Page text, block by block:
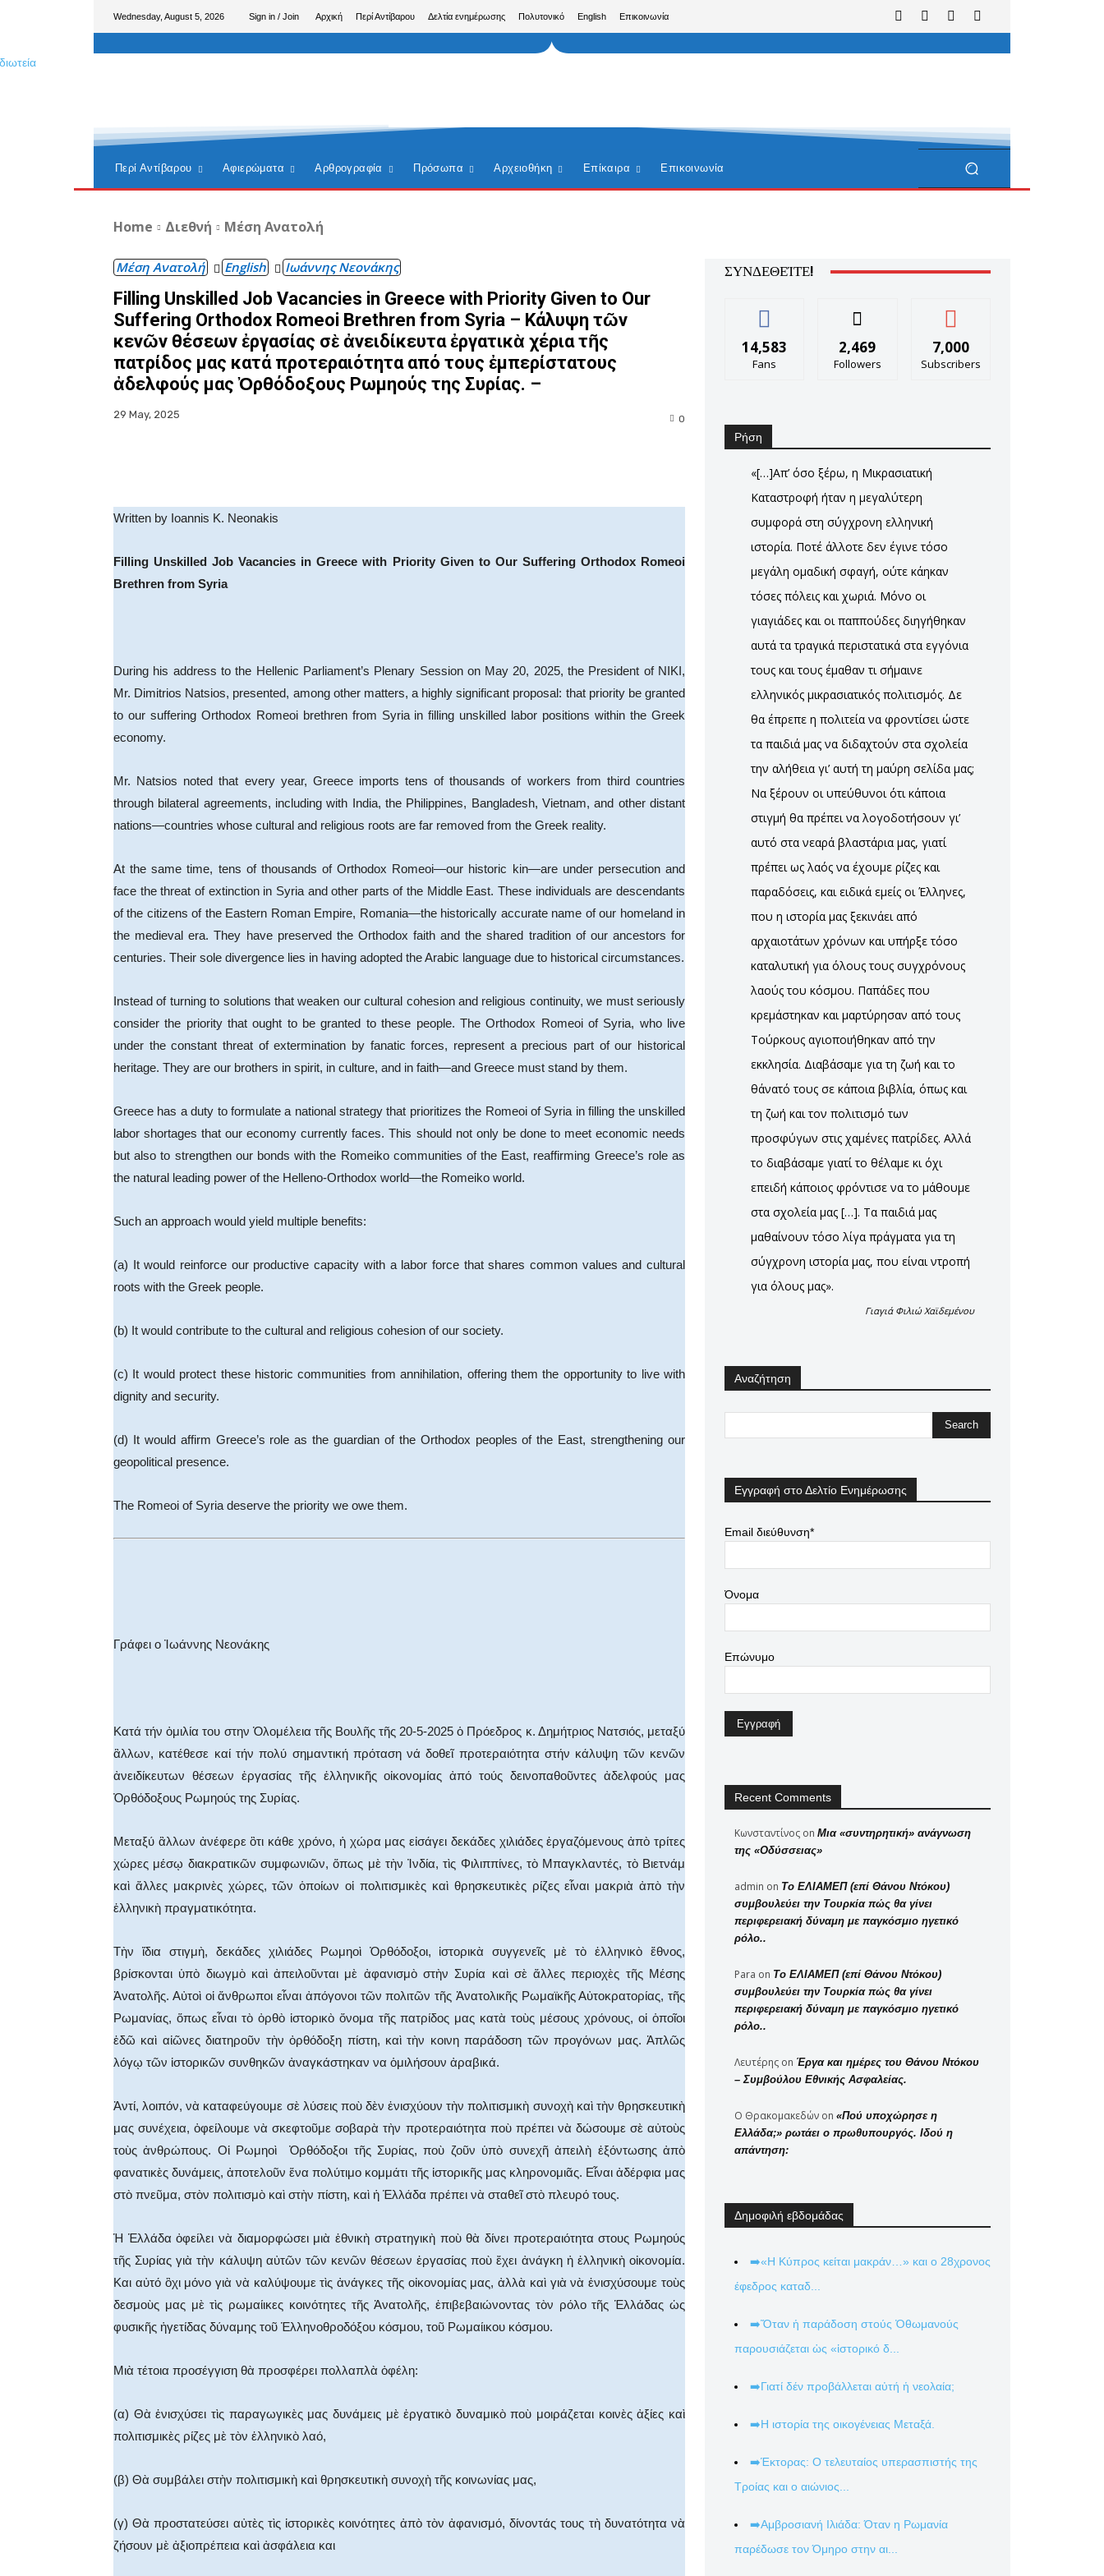
Wednesday, August 5, 2026 Sign in / Join Αρχική Περί Αντίβαρου Δελτία ενημέρωσης Πολυτονικό English Επικοινωνία
Περί Αντίβαρου Αφιερώματα Αρθρογραφία Πρόσωπα Αρχειοθήκη Επίκαιρα Επικοινωνία
Home Διεθνή Μέση Ανατολή
Μέση Ανατολή English Ιωάννης Νεονάκης
Filling Unskilled Job Vacancies in Greece with Priority Given to Our
Suffering Orthodox Romeoi Brethren from Syria – Κάλυψη τῶν
κενῶν θέσεων ἐργασίας σὲ ἀνειδίκευτα ἐργατικὰ χέρια τῆς
πατρίδος μας κατά προτεραιότητα από τους ἐμπερίστατους
ἀδελφούς μας Ὀρθόδοξους Ρωμηούς της Συρίας. –
29 May, 2025 0
Written by Ioannis K. Neonakis
Filling Unskilled Job Vacancies in Greece with Priority Given to Our Suffering Orthodox Romeoi
Brethren from Syria
During his address to the Hellenic Parliament’s Plenary Session on May 20, 2025, the President of NIKI,
Mr. Dimitrios Natsios, presented, among other matters, a highly significant proposal: that priority be granted
to our suffering Orthodox Romeoi brethren from Syria in filling unskilled labor positions within the Greek
economy.
Mr. Natsios noted that every year, Greece imports tens of thousands of workers from third countries
through bilateral agreements, including with India, the Philippines, Bangladesh, Vietnam, and other distant
nations—countries whose cultural and religious roots are far removed from the Greek reality.
At the same time, tens of thousands of Orthodox Romeoi—our historic kin—are under persecution and
face the threat of extinction in Syria and other parts of the Middle East. These individuals are descendants
of the citizens of the Eastern Roman Empire, Romania—the historically accurate name of our homeland in
the medieval era. They have preserved the Orthodox faith and the shared tradition of our ancestors for
centuries. Their sole divergence lies in having adopted the Arabic language due to historical circumstances.
Instead of turning to solutions that weaken our cultural cohesion and religious continuity, we must seriously
consider the priority that ought to be granted to these people. The Orthodox Romeoi of Syria, who live
under the constant threat of extermination by fanatic forces, represent a precious part of our historical
heritage. They are our brothers in spirit, in culture, and in faith—and Greece must stand by them.
Greece has a duty to formulate a national strategy that prioritizes the Romeoi of Syria in filling the unskilled
labor shortages that our economy currently faces. This should not only be done to meet economic needs
but also to strengthen our bonds with the Romeiko communities of the East, reaffirming Greece’s role as
the natural leading power of the Helleno-Orthodox world—the Romeiko world.
Such an approach would yield multiple benefits:
(a) It would reinforce our productive capacity with a labor force that shares common values and cultural
roots with the Greek people.
(b) It would contribute to the cultural and religious cohesion of our society.
(c) It would protect these historic communities from annihilation, offering them the opportunity to live with
dignity and security.
(d) It would affirm Greece’s role as the guardian of the Orthodox peoples of the East, strengthening our
geopolitical presence.
The Romeoi of Syria deserve the priority we owe them.
Γράφει ο Ἰωάννης Νεονάκης
Κατά τήν ὀμιλία του στην Ὁλομέλεια τῆς Βουλῆς τῆς 20-5-2025 ὁ Πρόεδρος κ. Δημήτριος Νατσιός, μεταξύ
ἂλλων, κατέθεσε καί τήν πολύ σημαντική πρόταση νά δοθεῖ προτεραιότητα στήν κάλυψη τῶν κενῶν
ἀνειδίκευτων θέσεων ἐργασίας τῆς ἑλληνικῆς οἰκονομίας ἀπό τούς δεινοπαθοῦντες ἀδελφούς μας
Ὀρθόδοξους Ρωμηούς της Συρίας.
Μεταξύ ἂλλων ἀνέφερε ὃτι κάθε χρόνο, ἡ χώρα μας εἰσάγει δεκάδες χιλιάδες ἐργαζόμενους ἀπὸ τρίτες
χώρες μέσῳ διακρατικῶν συμφωνιῶν, ὅπως μὲ τὴν Ἰνδία, τὶς Φιλιππίνες, τὸ Μπαγκλαντές, τὸ Βιετνάμ
καὶ ἄλλες μακρινὲς χώρες, τῶν ὁποίων οἱ πολιτισμικὲς καὶ θρησκευτικὲς ρίζες εἶναι μακριὰ ἀπὸ τὴν
ἑλληνικὴ πραγματικότητα.
Τὴν ἴδια στιγμὴ, δεκάδες χιλιάδες Ρωμηοὶ Ὀρθόδοξοι, ἱστορικὰ συγγενεῖς μὲ τὸ ἑλληνικὸ ἔθνος,
βρίσκονται ὑπὸ διωγμὸ καὶ ἀπειλοῦνται μὲ ἀφανισμὸ στὴν Συρία καὶ σὲ ἄλλες περιοχὲς τῆς Μέσης
Ἀνατολῆς. Αὐτοὶ οἱ ἄνθρωποι εἶναι ἀπόγονοι τῶν πολιτῶν τῆς Ἀνατολικῆς Ρωμαϊκῆς Αὐτοκρατορίας, τῆς
Ρωμανίας, ὅπως εἶναι τὸ ὀρθὸ ἱστορικὸ ὄνομα τῆς πατρίδος μας κατὰ τοὺς μέσους χρόνους, οἱ ὁποῖοι
ἐδῶ καὶ αἰῶνες διατηροῦν τὴν ὀρθόδοξη πίστη, καὶ τὴν κοινη παράδοση τῶν προγόνων μας. Ἁπλῶς
λόγῳ τῶν ἱστορικῶν συνθηκῶν ἀναγκάστηκαν να ὁμιλήσουν ἀραβικά.
Ἀντί, λοιπόν, νὰ καταφεύγουμε σὲ λύσεις ποὺ δὲν ἐνισχύουν τὴν πολιτισμικὴ συνοχὴ καὶ τὴν θρησκευτικὴ
μας συνέχεια, ὀφείλουμε νὰ σκεφτοῦμε σοβαρὰ τὴν προτεραιότητα ποὺ πρέπει νὰ δώσουμε σὲ αὐτοὺς
τοὺς ἀνθρώπους. Οἱ Ρωμηοὶ Ὀρθόδοξοι τῆς Συρίας, ποὺ ζοῦν ὑπὸ συνεχῆ ἀπειλὴ ἐξόντωσης ἀπὸ
φανατικὲς δυνάμεις, ἀποτελοῦν ἕνα πολύτιμο κομμάτι τῆς ἱστορικῆς μας κληρονομιᾶς. Εἶναι ἀδέρφια μας
στὸ πνεῦμα, στὸν πολιτισμὸ καὶ στὴν πίστη, καὶ ἡ Ἑλλάδα πρέπει νὰ σταθεῖ στὸ πλευρό τους.
Ἡ Ἑλλάδα ὀφείλει νὰ διαμορφώσει μιὰ ἐθνικὴ στρατηγικὴ ποὺ θὰ δίνει προτεραιότητα στους Ρωμηούς
τῆς Συρίας γιὰ τὴν κάλυψη αὐτῶν τῶν κενῶν θέσεων ἐργασίας ποὺ ἔχει ἀνάγκη ἡ ἑλληνικὴ οἰκονομία.
Και αὐτό ὂχι μόνo γιὰ νὰ καλύψουμε τὶς ἀνάγκες τῆς οἰκονομίας μας, ἀλλὰ καὶ γιὰ νὰ ἐνισχύσουμε τοὺς
δεσμοὺς μας μὲ τὶς ρωμαίικες κοινότητες τῆς Ἀνατολῆς, ἐπιβεβαιώνοντας τὸν ρόλο τῆς Ἑλλάδας ὡς
φυσικῆς ἡγετίδας δύναμης τοῦ Ἑλληνοθροδόξου κόσμου, τοῦ Ρωμαίικου κόσμου.
Μιὰ τέτοια προσέγγιση θὰ προσφέρει πολλαπλὰ ὀφέλη:
(α) Θὰ ἐνισχύσει τὶς παραγωγικὲς μας δυνάμεις μὲ ἐργατικὸ δυναμικὸ ποὺ μοιράζεται κοινὲς ἀξίες καὶ
πολιτισμικὲς ρίζες μὲ τὸν ἑλληνικὸ λαό,
(β) Θὰ συμβάλει στὴν πολιτισμικὴ καὶ θρησκευτικὴ συνοχὴ τῆς κοινωνίας μας,
(γ) Θὰ προστατεύσει αὐτὲς τὶς ἱστορικὲς κοινότητες ἀπὸ τὸν ἀφανισμό, δίνοντάς τους τὴ δυνατότητα νὰ
ζήσουν μὲ ἀξιοπρέπεια καὶ ἀσφάλεια και
ΣΥΝΔΕΘΕΊΤΕ!
14,583
Fans
2,469
Followers
7,000
Subscribers
Ρήση
«[…]Απ’ όσο ξέρω, η Μικρασιατική
Καταστροφή ήταν η μεγαλύτερη
συμφορά στη σύγχρονη ελληνική
ιστορία. Ποτέ άλλοτε δεν έγινε τόσο
μεγάλη ομαδική σφαγή, ούτε κάηκαν
τόσες πόλεις και χωριά. Μόνο οι
γιαγιάδες και οι παππούδες διηγήθηκαν
αυτά τα τραγικά περιστατικά στα εγγόνια
τους και τους έμαθαν τι σήμαινε
ελληνικός μικρασιατικός πολιτισμός. Δε
θα έπρεπε η πολιτεία να φροντίσει ώστε
τα παιδιά μας να διδαχτούν στα σχολεία
την αλήθεια γι’ αυτή τη μαύρη σελίδα μας;
Να ξέρουν οι υπεύθυνοι ότι κάποια
στιγμή θα πρέπει να λογοδοτήσουν γι’
αυτό στα νεαρά βλαστάρια μας, γιατί
πρέπει ως λαός να έχουμε ρίζες και
παραδόσεις, και ειδικά εμείς οι Έλληνες,
που η ιστορία μας ξεκινάει από
αρχαιοτάτων χρόνων και υπήρξε τόσο
καταλυτική για όλους τους συγχρόνους
λαούς του κόσμου. Παπάδες που
κρεμάστηκαν και μαρτύρησαν από τους
Τούρκους αγιοποιήθηκαν από την
εκκλησία. Διαβάσαμε για τη ζωή και το
θάνατό τους σε κάποια βιβλία, όπως και
τη ζωή και τον πολιτισμό των
προσφύγων στις χαμένες πατρίδες. Αλλά
το διαβάσαμε γιατί το θέλαμε κι όχι
επειδή κάποιος φρόντισε να το μάθουμε
στα σχολεία μας […]. Τα παιδιά μας
μαθαίνουν τόσο λίγα πράγματα για τη
σύγχρονη ιστορία μας, που είναι ντροπή
για όλους μας».
Γιαγιά Φιλιώ Χαϊδεμένου
Αναζήτηση
Εγγραφή στο Δελτίο Ενημέρωσης
Email διεύθυνση*
Όνομα
Επώνυμο
Recent Comments
Κωνσταντίνος on Μια «συντηρητική» ανάγνωση
της «Οδύσσειας»
admin on Το ΕΛΙΑΜΕΠ (επί Θάνου Ντόκου)
συμβουλεύει την Τουρκία πώς θα γίνει
περιφερειακή δύναμη με παγκόσμιο ηγετικό
ρόλο..
Para on Το ΕΛΙΑΜΕΠ (επί Θάνου Ντόκου)
συμβουλεύει την Τουρκία πώς θα γίνει
περιφερειακή δύναμη με παγκόσμιο ηγετικό
ρόλο..
Λευτέρης on Έργα και ημέρες του Θάνου Ντόκου
– Συμβούλου Εθνικής Ασφαλείας.
Ο Θρακομακεδών on «Πού υποχώρησε η
Ελλάδα;» ρωτάει ο πρωθυπουργός. Ιδού η
απάντηση:
Δημοφιλή εβδομάδας
➡️«Η Κύπρος κείται μακράν…» και ο 28χρονος
έφεδρος καταδ...
➡️Ὅταν ἡ παράδοση στούς Ὀθωμανούς
παρουσιάζεται ὡς «ἱστορικό δ...
➡️Γιατί δέν προβάλλεται αὐτή ἡ νεολαία;
➡️Η ιστορία της οικογένειας Μεταξά.
➡️Έκτορας: Ο τελευταίος υπερασπιστής της
Τροίας και ο αιώνιος...
➡️Αμβροσιανή Ιλιάδα: Όταν η Ρωμανία
παρέδωσε τον Όμηρο στην αι...